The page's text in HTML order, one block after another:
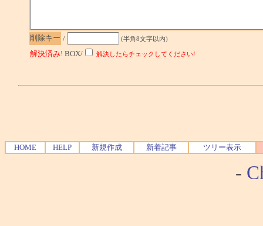
削除キー / (半角8文字以内)
解決済み! BOX/ 解決したらチェックしてください!
HOME HELP 新規作成 新着記事 ツリー表示
-